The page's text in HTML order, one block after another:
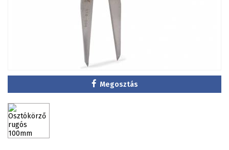
Megosztás